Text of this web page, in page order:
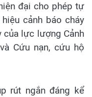
đại cho phép tự
cảnh báo cháy
lực lượng Cảnh
Cứu nạn, cứu hộ
rút ngắn đáng kể